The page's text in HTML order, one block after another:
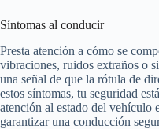
Síntomas al conducir
Presta atención a cómo se
vibraciones, ruidos extraños o
una señal de que la rótula de
estos síntomas, tu seguridad
atención al estado del vehículo
garantizar una conducción